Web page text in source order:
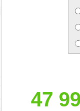
47